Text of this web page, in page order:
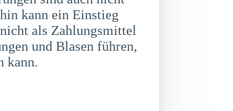
kann ein Einstieg
als Zahlungsmittel
kann.